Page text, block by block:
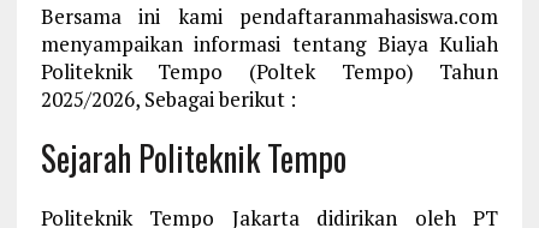
Bersama ini kami pendaftaranmahasiswa.com
menyampaikan informasi tentang Biaya Kuliah
Politeknik Tempo (Poltek Tempo) Tahun
2025/2026, Sebagai berikut :
Sejarah Politeknik Tempo
Politeknik Tempo Jakarta didirikan oleh PT